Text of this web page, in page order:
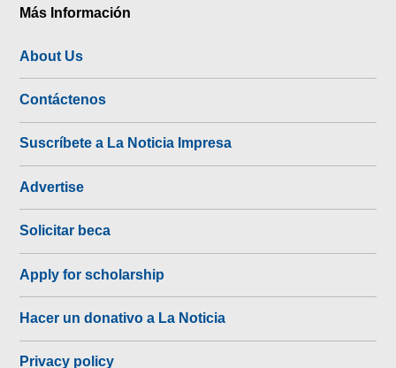
Más Información
About Us
Contáctenos
Suscríbete a La Noticia Impresa
Advertise
Solicitar beca
Apply for scholarship
Hacer un donativo a La Noticia
Privacy policy